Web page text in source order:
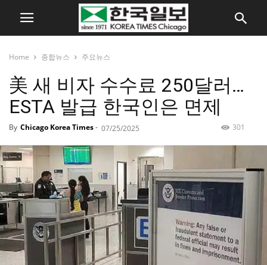
Home 종합뉴스 주요뉴스
美 새 비자 수수료 250달러…
ESTA 발급 한국인은 면제
By Chicago Korea Times- 07/25/2025 301